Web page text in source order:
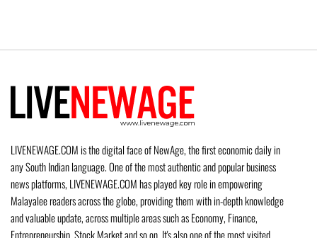
LIVENEWAGE.COM is the digital face of NewAge, the first economic daily in
any South Indian language. One of the most authentic and popular business
news platforms, LIVENEWAGE.COM has played key role in empowering
Malayalee readers across the globe, providing them with in-depth knowledge
and valuable update, across multiple areas such as Economy, Finance,
Entrepreneurship, Stock Market and so on. It's also one of the most visited